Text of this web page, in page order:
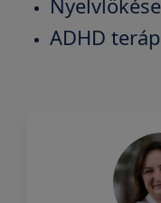
ADHD